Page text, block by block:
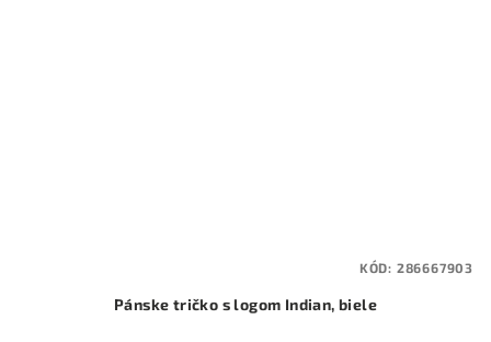
Pánske tričko s logom Indian, biele
KÓD: 286667903